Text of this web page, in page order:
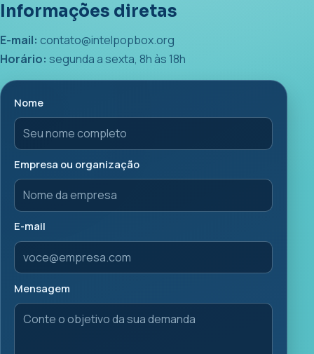
Informações diretas
E-mail: contato@intelpopbox.org
Horário: segunda a sexta, 8h às 18h
Nome
Empresa ou organização
E-mail
Mensagem